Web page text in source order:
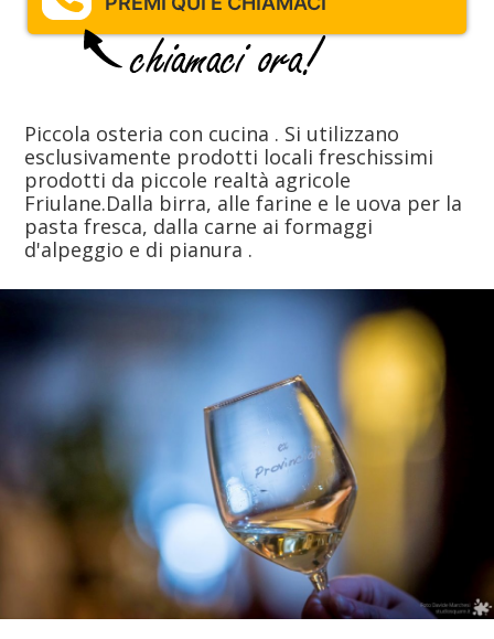
Piccola osteria con cucina . Si utilizzano
esclusivamente prodotti locali freschissimi
prodotti da piccole realtà agricole
Friulane.Dalla birra, alle farine e le uova per la
pasta fresca, dalla carne ai formaggi
d'alpeggio e di pianura .